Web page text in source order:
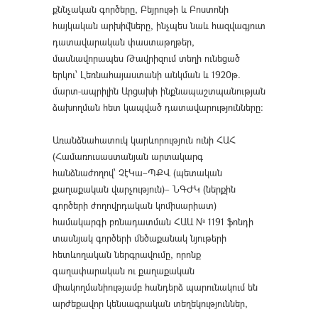
քննչական գործերը, Բեյրութի և Բոստոնի
հայկական արխիվները, ինչպես նաև հազվագյուտ
դատավարական փաստաթղթեր,
մասնավորապես Թավրիզում տեղի ունեցած
երկու՝ Լեռնահայաստանի անկման և 1920թ.
մարտ-ապրիլին Արցախի ինքնապաշտպանության
ձախողման հետ կապված դատավարությունները:
Առանձնահատուկ կարևորություն ունի ՀԱՀ
(Համառուսաստանյան արտակարգ
հանձնաժողով՝ ՉէԿա–ՊՔՎ (պետական
քաղաքական վարչություն)– ՆԳԺԿ (ներքին
գործերի ժողովրդական կոմիսարիատ)
համակարգի բռնադատման ՀԱԱ № 1191 ֆոնդի
տասնյակ գործերի մեծաքանակ նյութերի
հետևողական ներգրավումը, որոնք
գաղափարական ու քաղաքական
միակողմանիությամբ հանդերձ պարունակում են
արժեքավոր կենսագրական տեղեկություններ,